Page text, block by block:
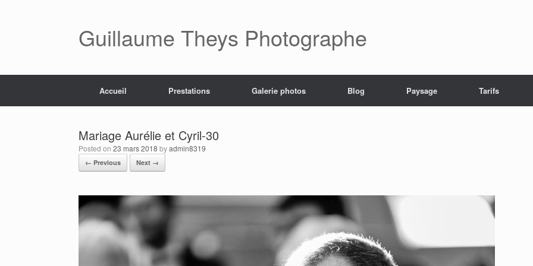
Guillaume Theys Photographe
Accueil Prestations Galerie photos Blog Paysage Tarifs
Mariage Aurélie et Cyril-30
Posted on 23 mars 2018 byadmin8319
← Previous Next →